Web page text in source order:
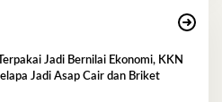
Jadi Bernilai Ekonomi, KKN
Jadi Asap Cair dan Briket